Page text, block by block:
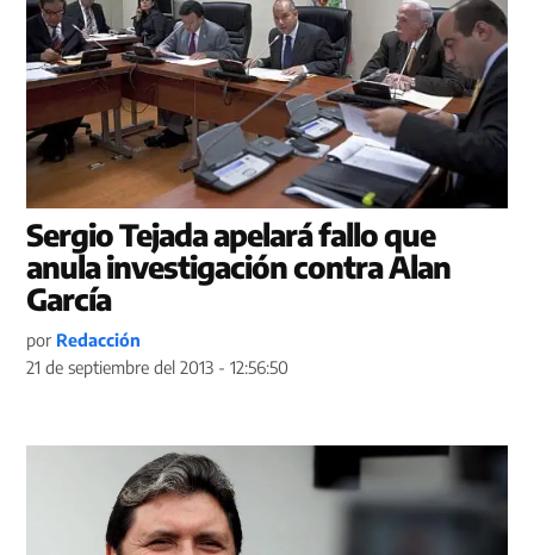
Sergio Tejada apelará fallo que
anula investigación contra Alan
García
por Redacción
21 de septiembre del 2013 - 12:56:50